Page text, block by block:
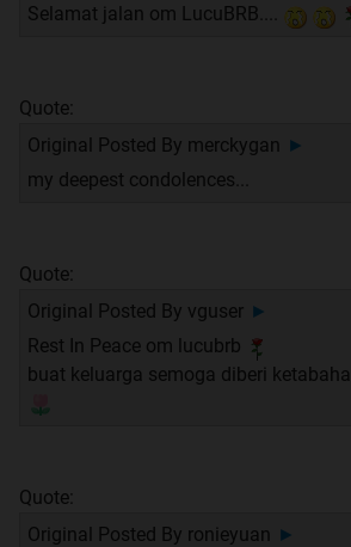
Selamat jalan om LucuBRB....
Quote:
Original Posted By merckygan ►
my deepest condolences...
Quote:
Original Posted By vguser ►
Rest In Peace om lucubrb
buat keluarga semoga diberi
Quote:
Original Posted By ronieyuan ►